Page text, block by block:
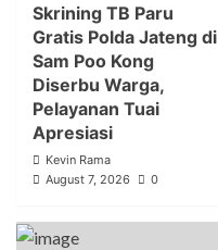
Skrining TB Paru
Gratis Polda Jateng di
Sam Poo Kong
Diserbu Warga,
Pelayanan Tuai
Apresiasi
Kevin Rama
August 7, 2026
0